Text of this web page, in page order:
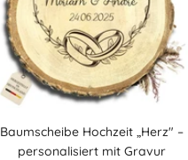
Baumscheibe Hochzeit „Herz" –
personalisiert mit Gravur